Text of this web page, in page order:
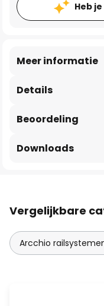
Heb
Details
Meer informatie
Beoordeling
Downloads
Vergelijkbare
Arcchio